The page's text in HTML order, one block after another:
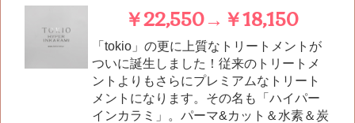
￥22,550→￥18,150
「tokio」の更に上質なトリートメントが
ついに誕生しました！従来のトリートメ
ントよりもさらにプレミアムなトリート
メントになります。その名も「ハイパー
インカラミ」。パーマ&カット＆水素＆炭